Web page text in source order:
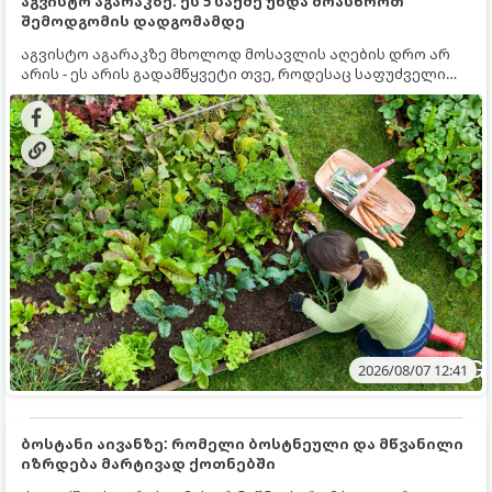
შემოდგომის დადგომამდე
აგვისტო აგარაკზე მხოლოდ მოსავლის აღების დრო არ
არის - ეს არის გადამწყვეტი თვე, როდესაც საფუძველი
ეყრება მომავალი წლის მოსავალს და ბაღი მზადდება
შემოდგომა-ზამთრის სეზონისთვის. იმისათვის, რომ
ნიადაგმა ენერგია აღიდგინოს, ხოლო მცენარეებმა
ზამთარს გაუძლონ, აგვისტოს ბოლომდე 5
მნიშვნელოვანი საქმის გაკეთება უნდა მოასწროთ:
2026/08/07 12:41
ბოსტანი აივანზე: რომელი ბოსტნეული და მწვანილი
იზრდება მარტივად ქოთნებში